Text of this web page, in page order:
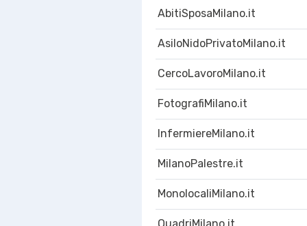
AbitiSposaMilano.it
AsiloNidoPrivatoMilano.it
CercoLavoroMilano.it
FotografiMilano.it
InfermiereMilano.it
MilanoPalestre.it
MonolocaliMilano.it